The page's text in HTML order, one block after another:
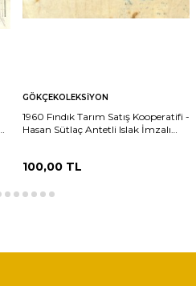
GÖKÇEKOLEKSIYON
1960 Fındık Tarım Satış Kooperatifi -
Hasan Sütlaç Antetli Islak İmzalı
100,00TL